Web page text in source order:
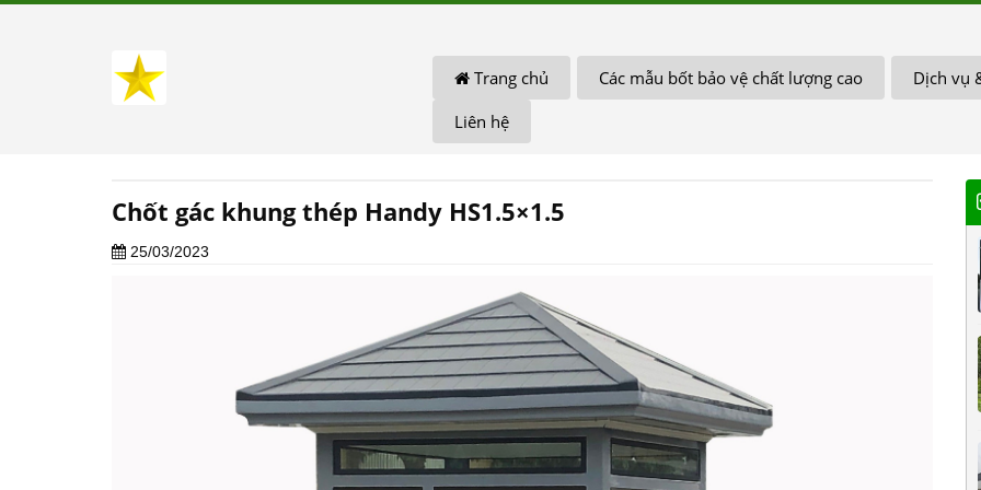
Trang chủ Các mẫu bốt bảo vệ chất lượng cao
Dịch vụ
Liên hệ
Chốt gác khung thép Handy HS1.5×1.5
25/03/2023